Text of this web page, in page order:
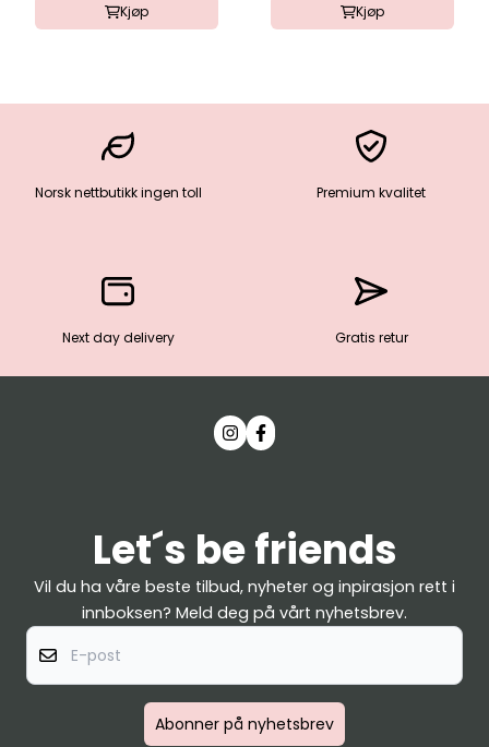
Kjøp
Kjøp
Norsk nettbutikk ingen toll Premium kvalitet
Next day delivery Gratis retur
Let´s be friends
Vil du ha våre beste tilbud, nyheter og inpirasjon rett i
innboksen? Meld deg på vårt nyhetsbrev.
Abonner på nyhetsbrev